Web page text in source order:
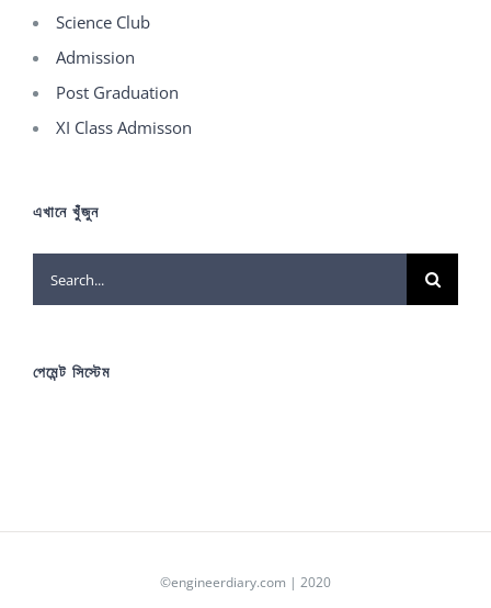
Science Club
Admission
Post Graduation
XI Class Admisson
এখানে খুঁজুন
Search
for:
পেমেন্ট সিস্টেম
©engineerdiary.com | 2020